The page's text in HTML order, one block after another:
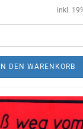
inkl.
IN DEN WARENKORB